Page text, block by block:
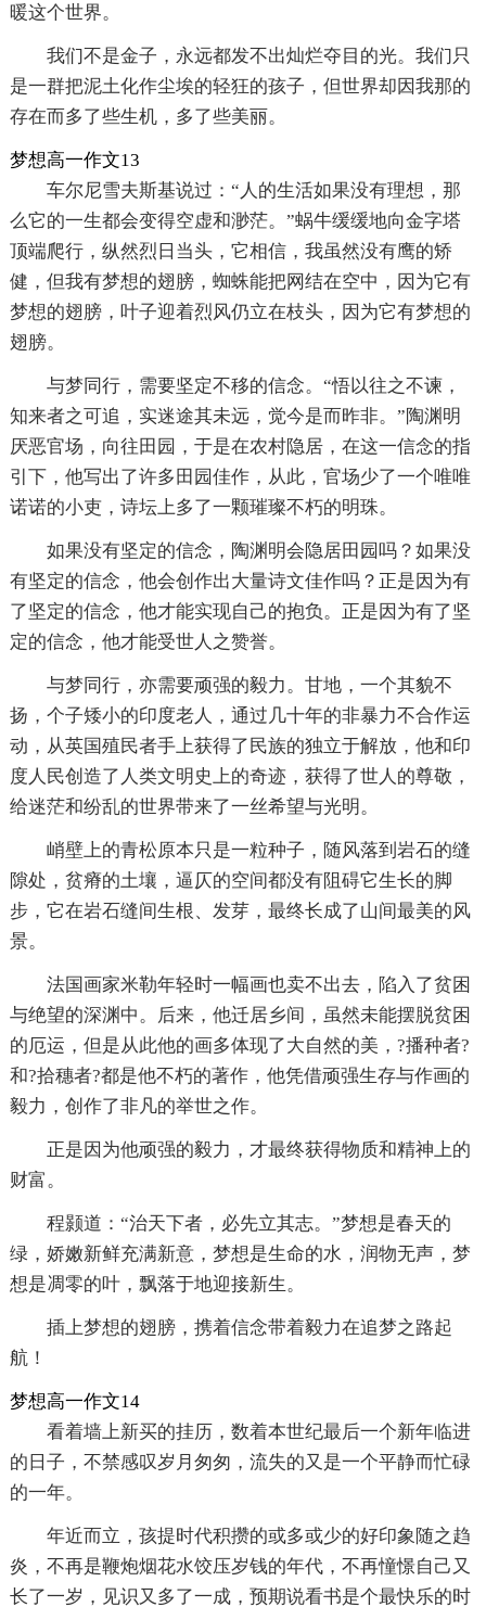
暖这个世界。
我们不是金子，永远都发不出灿烂夺目的光。我们只
是一群把泥土化作尘埃的轻狂的孩子，但世界却因我那的
存在而多了些生机，多了些美丽。
梦想高一作文13
车尔尼雪夫斯基说过：“人的生活如果没有理想，那
么它的一生都会变得空虚和渺茫。”蜗牛缓缓地向金字塔
顶端爬行，纵然烈日当头，它相信，我虽然没有鹰的矫
健，但我有梦想的翅膀，蜘蛛能把网结在空中，因为它有
梦想的翅膀，叶子迎着烈风仍立在枝头，因为它有梦想的
翅膀。
与梦同行，需要坚定不移的信念。“悟以往之不谏，
知来者之可追，实迷途其未远，觉今是而昨非。”陶渊明
厌恶官场，向往田园，于是在农村隐居，在这一信念的指
引下，他写出了许多田园佳作，从此，官场少了一个唯唯
诺诺的小吏，诗坛上多了一颗璀璨不朽的明珠。
如果没有坚定的信念，陶渊明会隐居田园吗？如果没
有坚定的信念，他会创作出大量诗文佳作吗？正是因为有
了坚定的信念，他才能实现自己的抱负。正是因为有了坚
定的信念，他才能受世人之赞誉。
与梦同行，亦需要顽强的毅力。甘地，一个其貌不
扬，个子矮小的印度老人，通过几十年的非暴力不合作运
动，从英国殖民者手上获得了民族的独立于解放，他和印
度人民创造了人类文明史上的奇迹，获得了世人的尊敬，
给迷茫和纷乱的世界带来了一丝希望与光明。
峭壁上的青松原本只是一粒种子，随风落到岩石的缝
隙处，贫瘠的土壤，逼仄的空间都没有阻碍它生长的脚
步，它在岩石缝间生根、发芽，最终长成了山间最美的风
景。
法国画家米勒年轻时一幅画也卖不出去，陷入了贫困
与绝望的深渊中。后来，他迁居乡间，虽然未能摆脱贫困
的厄运，但是从此他的画多体现了大自然的美，?播种者?
和?拾穗者?都是他不朽的著作，他凭借顽强生存与作画的
毅力，创作了非凡的举世之作。
正是因为他顽强的毅力，才最终获得物质和精神上的
财富。
程颢道：“治天下者，必先立其志。”梦想是春天的
绿，娇嫩新鲜充满新意，梦想是生命的水，润物无声，梦
想是凋零的叶，飘落于地迎接新生。
插上梦想的翅膀，携着信念带着毅力在追梦之路起
航！
梦想高一作文14
看着墙上新买的挂历，数着本世纪最后一个新年临进
的日子，不禁感叹岁月匆匆，流失的又是一个平静而忙碌
的一年。
年近而立，孩提时代积攒的或多或少的好印象随之趋
炎，不再是鞭炮烟花水饺压岁钱的年代，不再憧憬自己又
长了一岁，见识又多了一成，预期说看书是个最快乐的时